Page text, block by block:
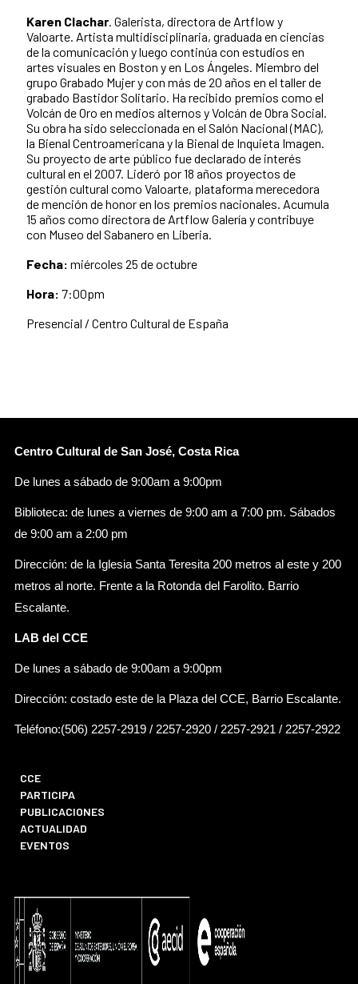
Karen Clachar . Galerista, directora de Artflow y
Valoarte. Artista multidisciplinaria, graduada en ciencias
de la comunicación y luego continúa con estudios en
artes visuales en Boston y en Los Ángeles. Miembro del
grupo Grabado Mujer y con más de 20 años en el taller de
grabado Bastidor Solitario. Ha recibido premios como el
Volcán de Oro en medios alternos y Volcán de Obra Social.
Su obra ha sido seleccionada en el Salón Nacional (MAC),
la Bienal Centroamericana y la Bienal de Inquieta Imagen.
Su proyecto de arte público fue declarado de interés
cultural en el 2007. Lideró por 18 años proyectos de
gestión cultural como Valoarte, plataforma merecedora
de mención de honor en los premios nacionales. Acumula
15 años como directora de Artflow Galería y contribuye
con Museo del Sabanero en Liberia.
Fecha: miércoles 25 de octubre
Hora: 7:00pm
Presencial / Centro Cultural de España
Centro Cultural de San José, Costa Rica
De lunes a sábado de 9:00am a 9:00pm
Biblioteca: de lunes a viernes de 9:00 am a 7:00 pm. Sábados
de 9:00 am a 2:00 pm
Dirección: de la Iglesia Santa Teresita 200 metros al este y 200
metros al norte. Frente a la Rotonda del Farolito. Barrio
Escalante.
LAB del CCE
De lunes a sábado de 9:00am a 9:00pm
Dirección: costado este de la Plaza del CCE, Barrio Escalante.
Teléfono:(506) 2257-2919 / 2257-2920 / 2257-2921 / 2257-2922
CCE
PARTICIPA
PUBLICACIONES
ACTUALIDAD
EVENTOS